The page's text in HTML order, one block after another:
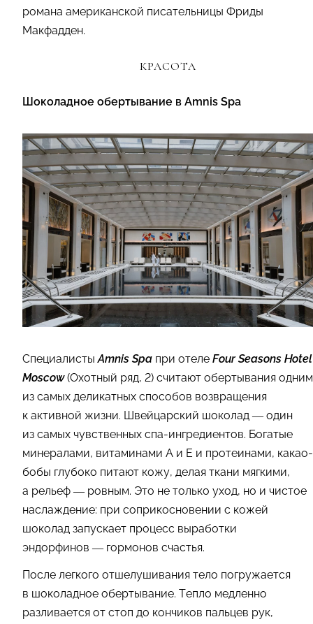
романа американской писательницы Фриды
Макфадден.
КРАСОТА
Шоколадное обертывание в Amnis Spa
СпециалистыAmnis Spa при отеле Four Seasons Hotel
Moscow(Охотный ряд, 2) считают обертывания одним
из самых деликатных способов возвращения
к активной жизни. Швейцарский шоколад — один
из самых чувственных спа-ингредиентов. Богатые
минералами, витаминами A и E и протеинами, какао-
бобы глубоко питают кожу, делая ткани мягкими,
а рельеф — ровным. Это не только уход, но и чистое
наслаждение: при соприкосновении с кожей
шоколад запускает процесс выработки
эндорфинов — гормонов счастья.
После легкого отшелушивания тело погружается
в шоколадное обертывание. Тепло медленно
разливается от стоп до кончиков пальцев рук,